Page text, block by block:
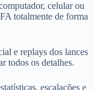
celular ou
totalmente de forma
e replays dos lances
todos os detalhes.
escalações e